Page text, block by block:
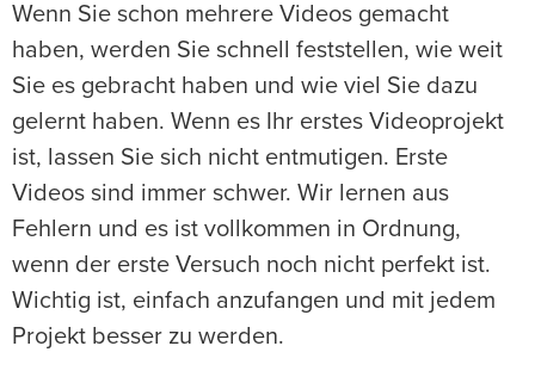
Wenn Sie schon mehrere Videos gemacht
haben, werden Sie schnell feststellen, wie weit
Sie es gebracht haben und wie viel Sie dazu
gelernt haben. Wenn es Ihr erstes Videoprojekt
ist, lassen Sie sich nicht entmutigen. Erste
Videos sind immer schwer. Wir lernen aus
Fehlern und es ist vollkommen in Ordnung,
wenn der erste Versuch noch nicht perfekt ist.
Wichtig ist, einfach anzufangen und mit jedem
Projekt besser zu werden.